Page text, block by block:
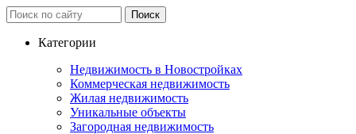
Категории
Недвижимость в Новостройках
Коммерческая недвижимость
Жилая недвижимость
Уникальные объекты
Загородная недвижимость